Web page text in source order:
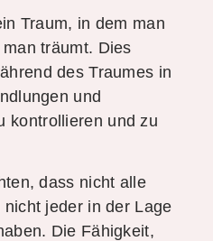
Traum, in dem man
träumt. Dies
des Traumes in
und
kontrollieren und zu
dass nicht alle
jeder in der Lage
Die Fähigkeit,